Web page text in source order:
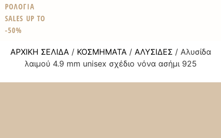
ΡΟΛΟΓΙΑ
SALES UP TO
-50%
ΑΡΧΙΚΉ ΣΕΛΊΔΑ/ ΚΟΣΜΉΜΑΤΑ/ ΑΛΥΣΊΔΕΣ / Αλυσίδα
λαιμού 4.9 mm unisex σχέδιο νόνα ασήμι 925